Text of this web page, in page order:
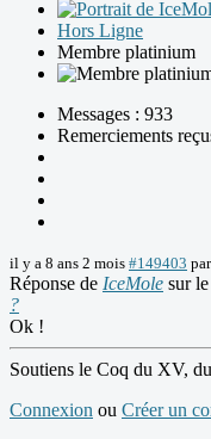
Hors Ligne
Membre platinium
Messages : 933
Remerciements
il y a 8 ans 2 mois #149403 par
Réponse de IceMole sur
?
Ok !
Soutiens le Coq du XV,
Connexion ou Créer un